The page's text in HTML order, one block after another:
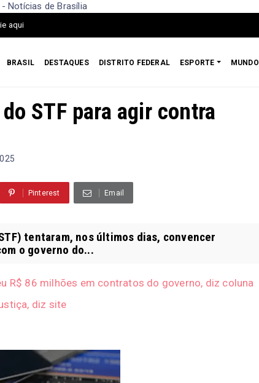
Notícias de Brasília
aqui
BRASIL DESTAQUES DISTRITO FEDERAL ESPORTE MUNDO
STF para agir contra
Pinterest Email
tentaram, nos últimos dias, convencer
o governo do...
R$ 86 milhões em contratos do governo, diz coluna
diz site